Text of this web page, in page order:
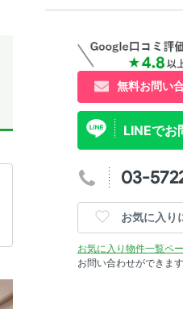
無料お問い
LINEでお
03-
お気に入り
お気に入り物件一覧ペ
お問い合わせができます